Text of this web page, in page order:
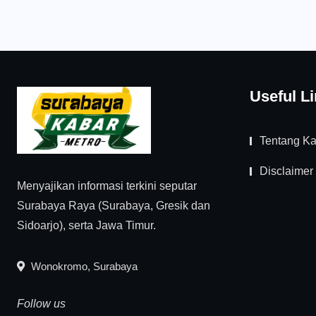
Menyajikan informasi terkini seputar
Surabaya Raya (Surabaya, Gresik dan
Sidoarjo), serta Jawa Timur.
Wonokromo, Surabaya
Follow us
Useful
Tentang
Disclaimer